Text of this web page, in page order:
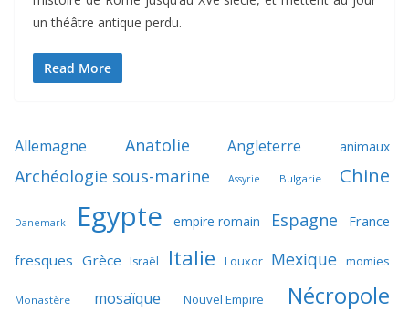
un théâtre antique perdu.
Read More
Allemagne Anatolie Angleterre animaux
Archéologie sous-marine Assyrie Bulgarie Chine
Danemark Egypte empire romain Espagne France
fresques Grèce Israël Italie Louxor Mexique momies
Monastère mosaïque Nouvel Empire Nécropole